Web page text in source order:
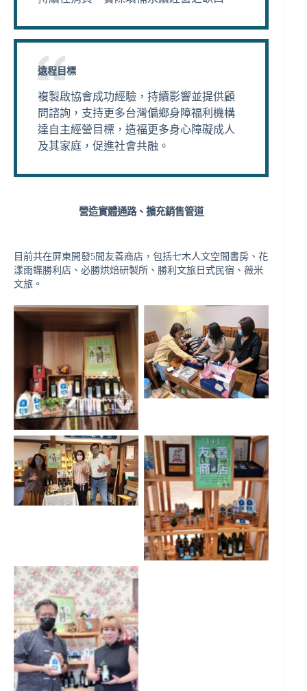
遠程目標
複製啟協會成功經驗，持續影響並提供顧
問諮詢，支持更多台灣偏鄉身障福利機構
達自主經營目標，造福更多身心障礙成人
及其家庭，促進社會共融。​
營造實體通路、擴充銷售管道
目前共在屏東開發5間友善商店，包括七木人文空間書房、花
漾雨蝶勝利店、必勝烘焙研製所、勝利文旅日式民宿、薇米
文旅。